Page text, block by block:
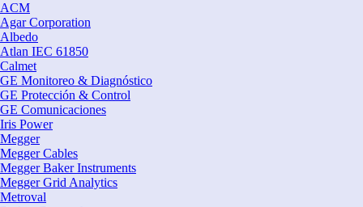
ACM
Agar Corporation
Albedo
Atlan IEC 61850
Calmet
GE Monitoreo & Diagnóstico
GE Protección & Control
GE Comunicaciones
Iris Power
Megger
Megger Cables
Megger Baker Instruments
Megger Grid Analytics
Metroval